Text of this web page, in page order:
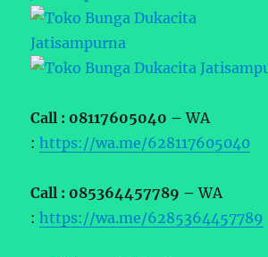
Call : 08117605040 –WA
:https://wa.me/628117605040
Call : 085364457789 –WA
:https://wa.me/6285364457789